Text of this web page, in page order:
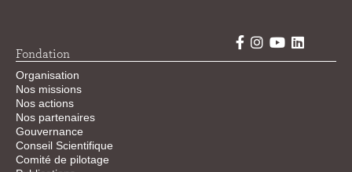
Fondation
Organisation
Nos missions
Nos actions
Nos partenaires
Gouvernance
Conseil Scientifique
Comité de pilotage